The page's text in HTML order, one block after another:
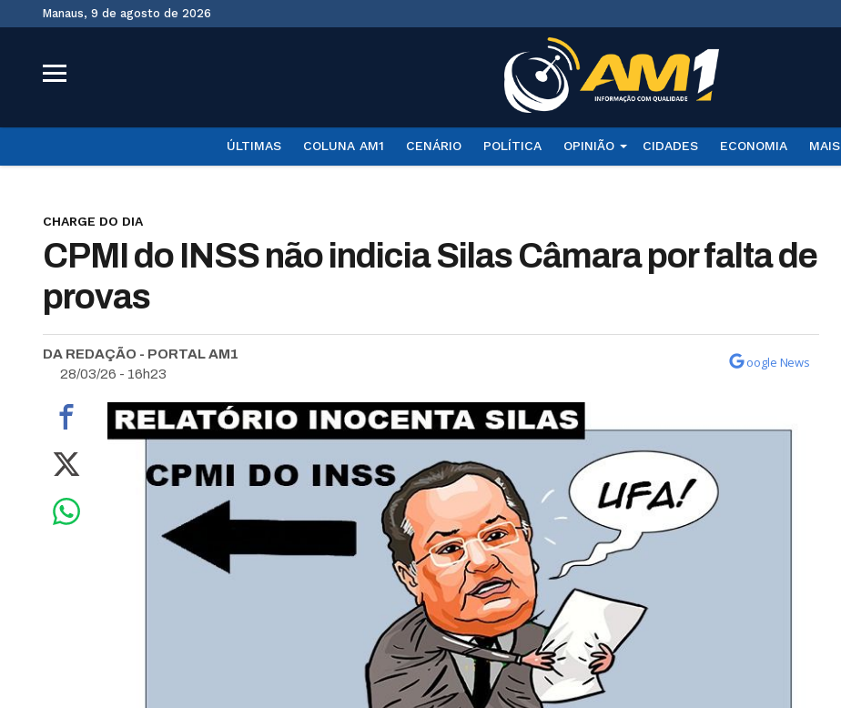
Manaus, 9 de agosto de 2026
ÚLTIMAS COLUNA AM1 CENÁRIO POLÍTICA OPINIÃO CIDADES ECONOMIA MAIS
CHARGE DO DIA
CPMI do INSS não indicia Silas Câmara por falta de
provas
DA REDAÇÃO - PORTAL AM1
28/03/26 - 16h23
oogle News